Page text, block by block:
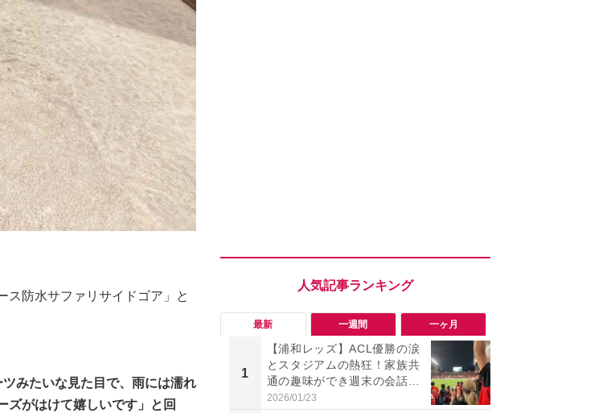
ス防水サファリサイドゴア」と
みたいな見た目で、雨には濡れ
ズがはけて嬉しいです」と回
最新 一週間 一ヶ月
1
【浦和レッズ】ACL優勝の涙
とスタジアムの熱狂！家族共
通の趣味ができ週末の会話が
増えた（30代女性）
2026/01/23